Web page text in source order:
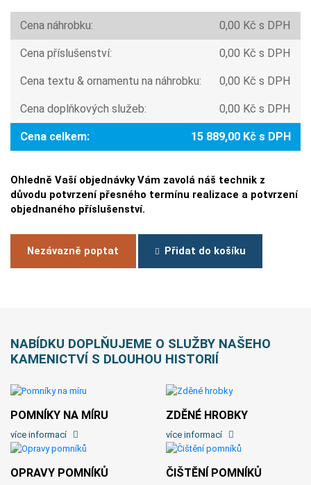
Cena náhrobku: 0,00 Kč s DPH
Cena příslušenství: 0,00 Kč s DPH
Cena textu & ornamentu na náhrobku: 0,00 Kč s DPH
Cena doplňkových služeb: 0,00 Kč s DPH
Cena celkem: 15 889,00 Kč s DPH
Ohledně Vaší objednávky Vám zavolá náš technik z
důvodu potvrzení přesného termínu realizace a potvrzení
objednaného příslušenství.
Nezávazně poptat Přidat do košíku
NABÍDKU DOPLŇUJEME O SLUŽBY NAŠEHO
KAMENICTVÍ S DLOUHOU HISTORIÍ
POMNÍKY NA MÍRU
více informací
ZDĚNÉ HROBKY
více informací
OPRAVY POMNÍKŮ ČIŠTĚNÍ POMNÍKŮ